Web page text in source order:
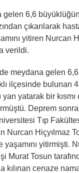
gelen 6,6
çıkarılarak
yitiren Nurcan
verildi.
meydana gelen
ilçesinde bulunan
yatarak bir
Deprem
Tıp
Nurcan Hiçyılmaz
yitirmişti.
Murat Tosun
kılınan cenaze